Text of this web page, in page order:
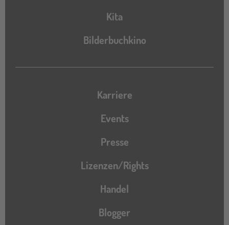
Kita
Bilderbuchkino
Karriere
Events
Presse
Lizenzen/Rights
Handel
Blogger